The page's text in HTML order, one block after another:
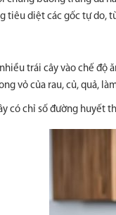
tiêu diệt các gốc tự do,
trái cây vào chế độ
vỏ của rau, củ, quả,
có chỉ số đường huyết